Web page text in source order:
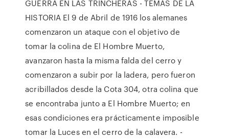
GUERRA EN LAS TRINCHERAS - TEMAS DE LA
HISTORIA El 9 de Abril de 1916 los alemanes
comenzaron un ataque con el objetivo de
tomar la colina de El Hombre Muerto,
avanzaron hasta la misma falda del cerro y
comenzaron a subir por la ladera, pero fueron
acribillados desde la Cota 304, otra colina que
se encontraba junto a El Hombre Muerto; en
esas condiciones era prácticamente imposible
tomar la Luces en el cerro de la calavera. -